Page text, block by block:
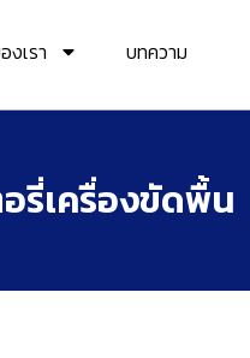
งเรา บทความ
รี่เครื่องขัดพื้น